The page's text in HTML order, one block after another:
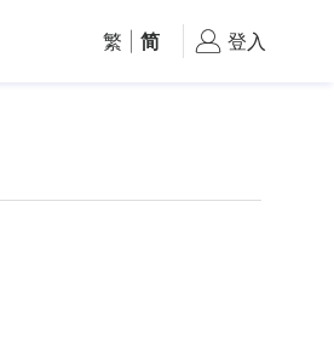
繁 简 登入